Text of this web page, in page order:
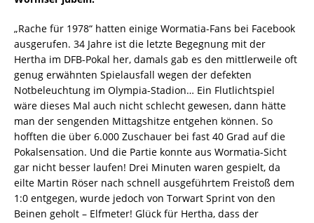
„Rache für 1978“ hatten einige Wormatia-Fans bei Facebook
ausgerufen. 34 Jahre ist die letzte Begegnung mit der
Hertha im DFB-Pokal her, damals gab es den mittlerweile oft
genug erwähnten Spielausfall wegen der defekten
Notbeleuchtung im Olympia-Stadion… Ein Flutlichtspiel
wäre dieses Mal auch nicht schlecht gewesen, dann hätte
man der sengenden Mittagshitze entgehen können. So
hofften die über 6.000 Zuschauer bei fast 40 Grad auf die
Pokalsensation. Und die Partie konnte aus Wormatia-Sicht
gar nicht besser laufen! Drei Minuten waren gespielt, da
eilte Martin Röser nach schnell ausgeführtem Freistoß dem
1:0 entgegen, wurde jedoch von Torwart Sprint von den
Beinen geholt – Elfmeter! Glück für Hertha, dass der